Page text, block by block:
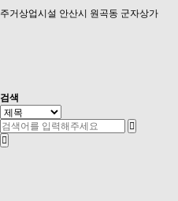
주거상업시설 안산시 원곡동 군자상가
검색